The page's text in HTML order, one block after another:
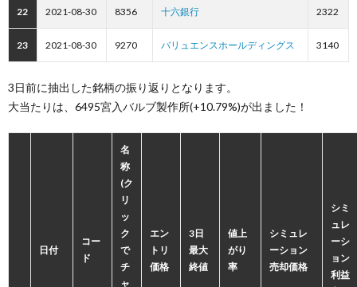
22 2021-08-30 8356 十六銀行 2322
23 2021-08-30 9270 バリュエンスホールディングス 3140
3日前に抽出した銘柄の振り返りとなります。
大当たりは、6495宮入バルブ製作所(+10.79%)が出ました！
日付
コー
ド
名
称
(ク
リ
ッ
ク
で
チ
ャ
エン
トリ
価格
3日
最大
終値
値上
がり
率
シミュレ
ーション
売却価格
シミ
ュレ
ーシ
ョン
利益